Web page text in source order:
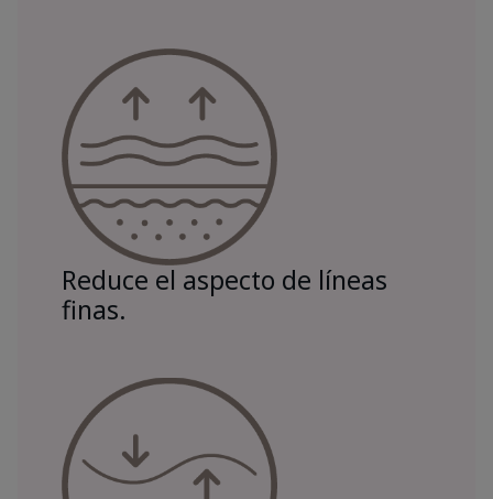
Reduce el aspecto de líneas
finas.